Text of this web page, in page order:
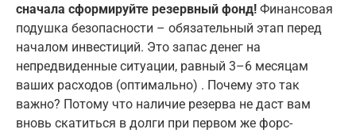
сначала сформируйте резервный фонд! Финансовая
подушка безопасности – обязательный этап перед
началом инвестиций. Это запас денег на
непредвиденные ситуации, равный 3–6 месяцам
ваших расходов (оптимально) . Почему это так
важно? Потому что наличие резерва не даст вам
вновь скатиться в долги при первом же форс-